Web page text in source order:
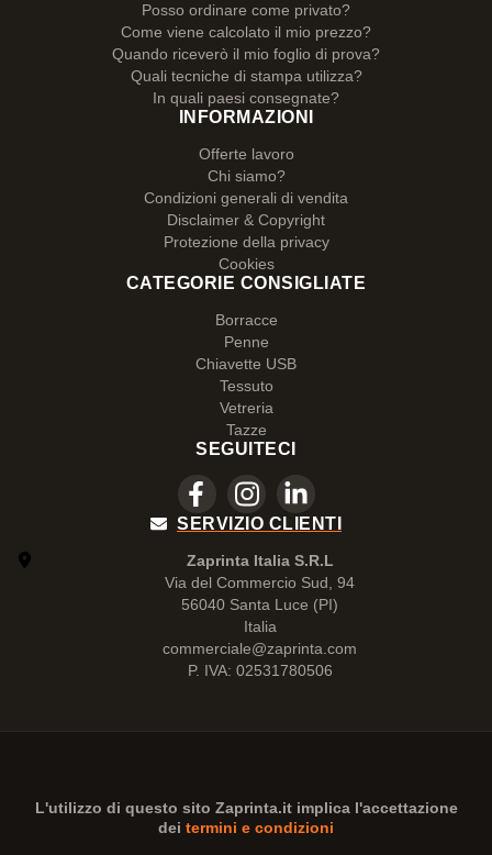
Posso ordinare come privato?
Come viene calcolato il mio prezzo?
Quando riceverò il mio foglio di prova?
Quali tecniche di stampa utilizza?
In quali paesi consegnate?
INFORMAZIONI
Offerte lavoro
Chi siamo?
Condizioni generali di vendita
Disclaimer & Copyright
Protezione della privacy
Cookies
CATEGORIE CONSIGLIATE
Borracce
Penne
Chiavette USB
Tessuto
Vetreria
Tazze
SEGUITECI
SERVIZIO CLIENTI
Zaprinta Italia S.R.L
Via del Commercio Sud, 94
56040 Santa Luce (PI)
Italia
commerciale@zaprinta.com
P. IVA: 02531780506
L'utilizzo di questo sito Zaprinta.itimplica l'accettazione
dei termini e condizioni